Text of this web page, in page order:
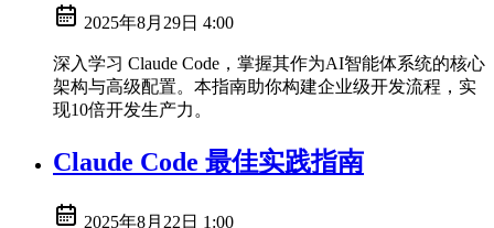
2025年8月29日 4:00
深入学习 Claude Code，掌握其作为AI智能体系统的核心
架构与高级配置。本指南助你构建企业级开发流程，实
现10倍开发生产力。
Claude Code 最佳实践指南
2025年8月22日 1:00